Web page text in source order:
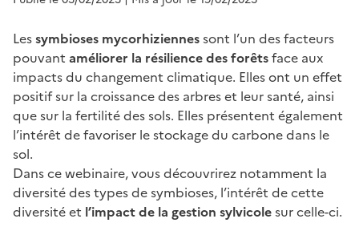
Lessymbioses mycorhiziennessont l’un des facteurs
pouvant améliorer la résilience des forêtsface aux
impacts du changement climatique. Elles ont un effet
positif sur la croissance des arbres et leur santé, ainsi
que sur la fertilité des sols. Elles présentent également
l’intérêt de favoriser le stockage du carbone dans le
sol.
Dans ce webinaire, vous découvrirez notamment la
diversité des types de symbioses, l’intérêt de cette
diversité et l’impact de la gestion sylvicolesur celle-ci.